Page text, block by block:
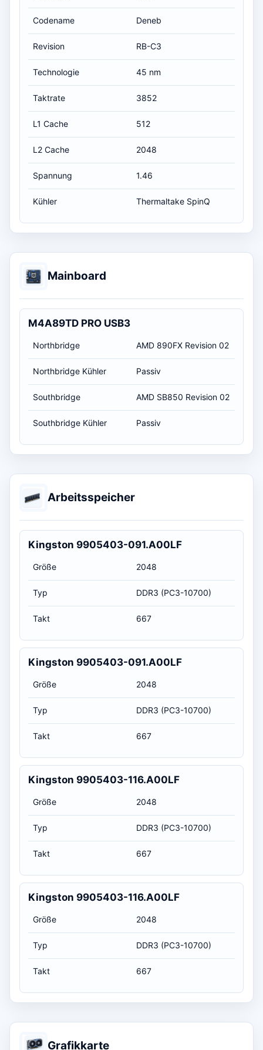
Codename Deneb
Revision RB-C3
Technologie 45 nm
Taktrate 3852
L1 Cache 512
L2 Cache 2048
Spannung 1.46
Kühler Thermaltake SpinQ
Mainboard
M4A89TD PRO USB3
Northbridge AMD 890FX Revision 02
Northbridge Kühler Passiv
Southbridge AMD SB850 Revision 02
Southbridge Kühler Passiv
Arbeitsspeicher
Kingston 9905403-091.A00LF
Größe 2048
Typ DDR3 (PC3-10700)
Takt 667
Kingston 9905403-091.A00LF
Größe 2048
Typ DDR3 (PC3-10700)
Takt 667
Kingston 9905403-116.A00LF
Größe 2048
Typ DDR3 (PC3-10700)
Takt 667
Kingston 9905403-116.A00LF
Größe 2048
Typ DDR3 (PC3-10700)
Takt 667
Grafikkarte